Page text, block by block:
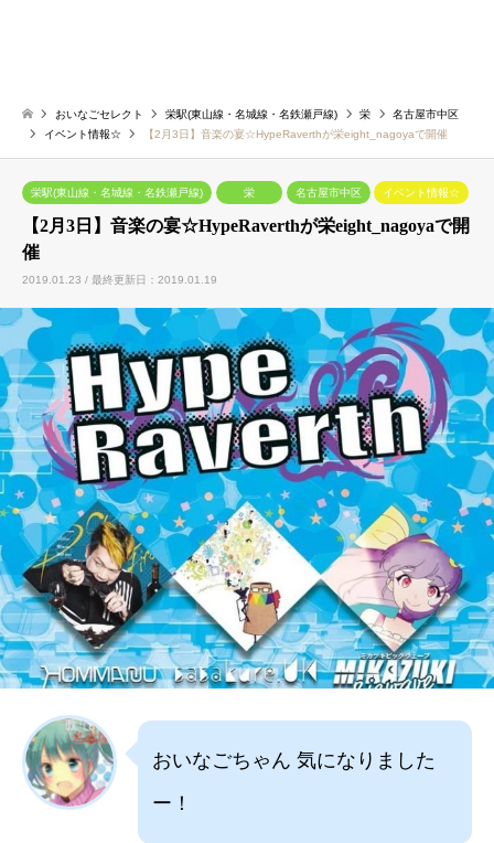
おいなごセレクト 栄駅(東山線・名城線・名鉄瀬戸線) 栄
名古屋市中区
イベント情報☆
【2月3日】音楽の宴☆HypeRaverthが栄eight_nagoyaで開催
栄駅(東山線・名城線・名鉄瀬戸線) 栄 名古屋市中区 イベント情報☆
【2月3日】音楽の宴☆HypeRaverthが栄eight_nagoyaで開
催
2019.01.23 / 最終更新日：2019.01.19
おいなごちゃん 気になりました
ー！